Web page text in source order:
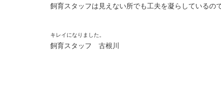
飼育スタッフは見えない所でも工夫を凝らしている
キレイになりました。
飼育スタッフ 古根川